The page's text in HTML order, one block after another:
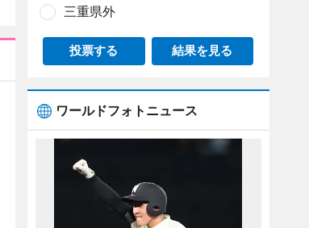
三重県外
投票する 結果を見る
ワールドフォトニュース